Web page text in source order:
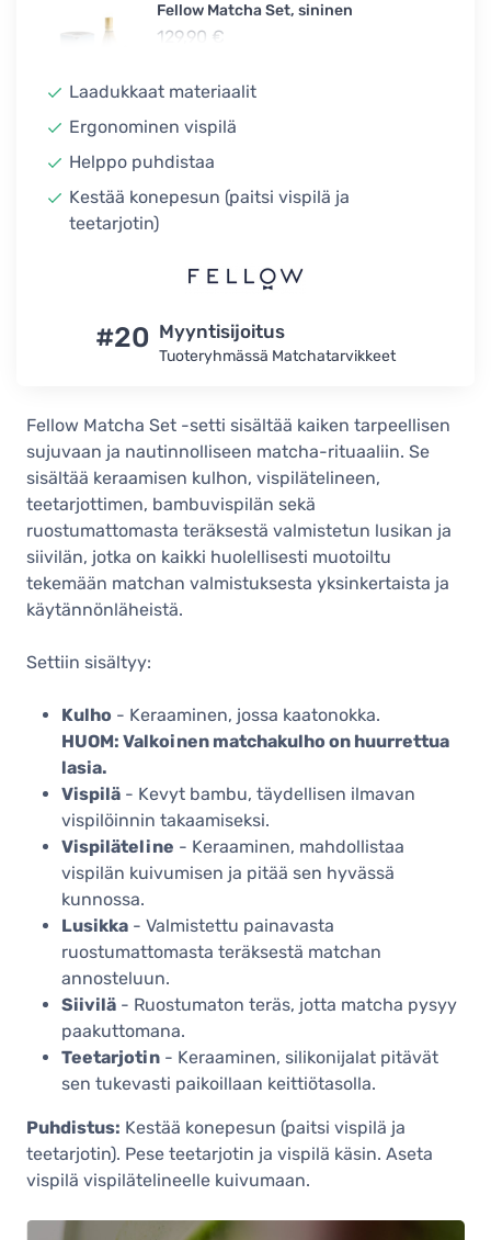
Fellow Matcha Set, sininen
129,90 €
Laadukkaat materiaalit
Ergonominen vispilä
Helppo puhdistaa
Kestää konepesun (paitsi vispilä ja
teetarjotin)
#20 Myyntisijoitus
Tuoteryhmässä Matchatarvikkeet
Fellow Matcha Set -setti sisältää kaiken tarpeellisen
sujuvaan ja nautinnolliseen matcha-rituaaliin. Se
sisältää keraamisen kulhon, vispilätelineen,
teetarjottimen, bambuvispilän sekä
ruostumattomasta teräksestä valmistetun lusikan ja
siivilän, jotka on kaikki huolellisesti muotoiltu
tekemään matchan valmistuksesta yksinkertaista ja
käytännönläheistä.
Settiin sisältyy:
Kulho - Keraaminen, jossa kaatonokka.
HUOM: Valkoinen matchakulho on huurrettua
lasia.
Vispilä - Kevyt bambu, täydellisen ilmavan
vispilöinnin takaamiseksi.
Vispiläteline - Keraaminen, mahdollistaa
vispilän kuivumisen ja pitää sen hyvässä
kunnossa.
Lusikka - Valmistettu painavasta
ruostumattomasta teräksestä matchan
annosteluun.
Siivilä - Ruostumaton teräs, jotta matcha pysyy
paakuttomana.
Teetarjotin - Keraaminen, silikonijalat pitävät
sen tukevasti paikoillaan keittiötasolla.
Puhdistus: Kestää konepesun (paitsi vispilä ja
teetarjotin). Pese teetarjotin ja vispilä käsin. Aseta
vispilä vispilätelineelle kuivumaan.